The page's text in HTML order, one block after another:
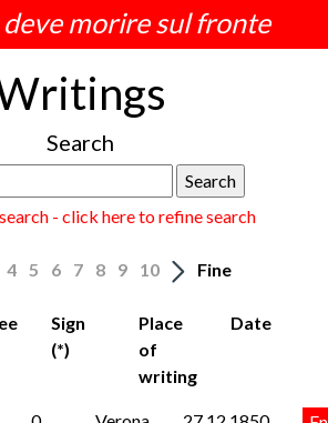
morire sul fronte
Search
- click here to refine search
4 5 6 7 8 9 10 Fine
Sign
(*)
Place
of
writing
Date